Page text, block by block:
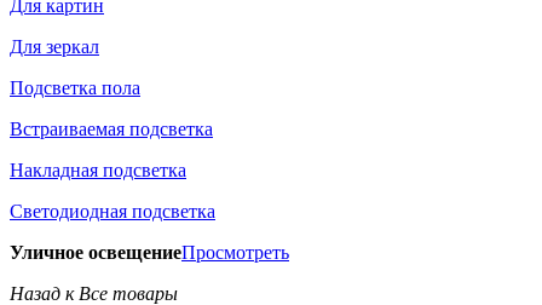
Для картин
Для зеркал
Подсветка пола
Встраиваемая подсветка
Накладная подсветка
Светодиодная подсветка
Уличное освещениеПросмотреть
Назад к Все товары